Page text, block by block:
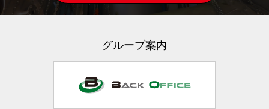
グループ案内